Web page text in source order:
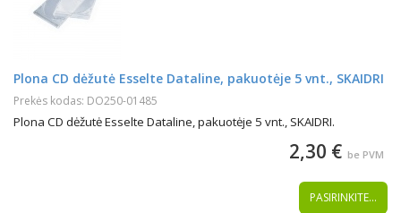
Plona CD dėžutė Esselte Dataline, pakuotėje 5 vnt., SKAIDRI
Prekės kodas: DO250-01485
Plona CD dėžutė Esselte Dataline, pakuotėje 5 vnt., SKAIDRI.
2,30 € be PVM
PASIRINKITE...